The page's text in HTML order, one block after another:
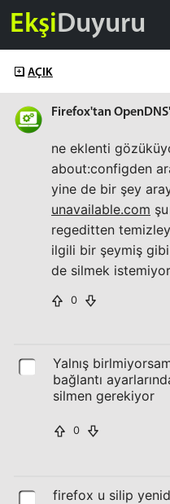
EkşiDuyuru
AÇIK
Firefox'tan
ne eklenti
about:configden
yine de bir şey
unavailable.com
regeditten
ilgili bir şeymiş
de silmek
0
Yalnış
bağlantı
silmen gerekiyor
0
firefox u silip